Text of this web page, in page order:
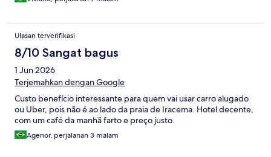
Ulasan terverifikasi
8/10 Sangat bagus
1 Jun 2026
Terjemahkan dengan Google
Custo benefício interessante para quem vai usar carro alugado
ou Uber, pois não é ao lado da praia de Iracema. Hotel decente,
com um café da manhã farto e preço justo.
Agenor, perjalanan 3 malam